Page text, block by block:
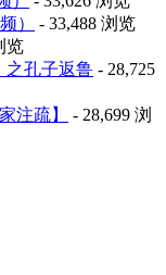
）
- 33,488 浏览
览
之孔子返鲁 - 28,725
注疏】
- 28,699 浏